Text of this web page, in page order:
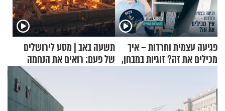
פגיעה עצמית וחרדות – איך
מכילים את זה? זוגיות במבחן,
תשעה באב | מסע לירושלים
של פעם: רואים את הנחמה